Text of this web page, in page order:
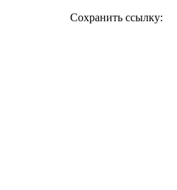
Сохранить ссылку: